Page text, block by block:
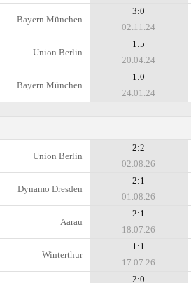
Bayern München
3:0
02.11.24
Union Berlin
1:5
20.04.24
Bayern München
1:0
24.01.24
Union Berlin
2:2
02.08.26
Dynamo Dresden
2:1
01.08.26
Aarau
2:1
18.07.26
Winterthur
1:1
17.07.26
2:0